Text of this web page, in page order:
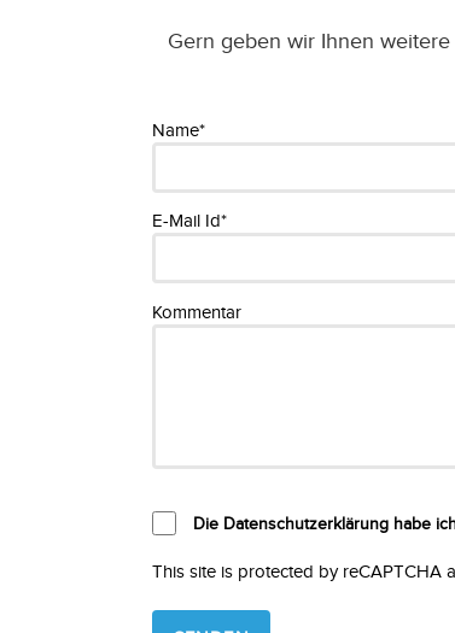
Gern geben wir Ihnen
Name*
E-Mail Id*
Kommentar
Die Datenschutzerklärung habe
This site is protected by reCAPTCHA
leave